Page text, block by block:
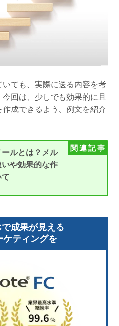
ても、実際に送る内容を考
回は、少しでも効果的に且
成できるよう、例文を紹介
ールとは？メル
いや効果的な作
て
成果が見える
ケティングを